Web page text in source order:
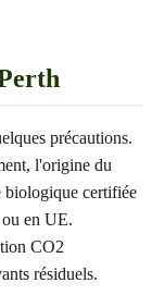
précautions.
l'origine du
biologique certifiée
en UE.
CO2
résiduels.